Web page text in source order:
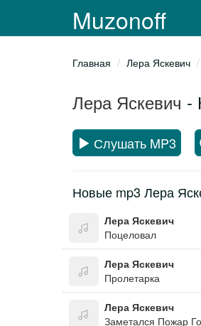
Muzonoff
Главная Лера Яскевич
Лера Яскевич -
Слушать MP3
Новые mp3 Лера
Лера Яскевич
Поцеловал
Лера Яскевич
Пролетарка
Лера Яскевич
Заметался Пожар